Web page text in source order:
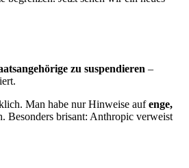
zu suspendieren –
Man habe nur Hinweise aufenge,
Besonders brisant: Anthropic verweist